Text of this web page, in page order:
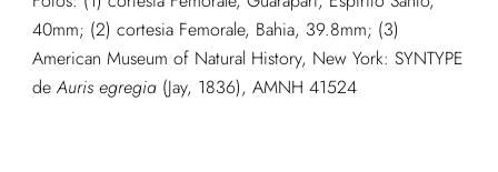
40mm; (2) cortesia Femorale, Bahia, 39.8mm; (3)
American Museum of Natural History, New York: SYNTYPE
de Auris egregia(Jay, 1836), AMNH 41524